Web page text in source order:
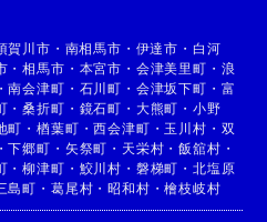
賀川市 ・ 南相馬市 ・ 伊達市 ・ 白河
・相馬市 ・ 本宮市 ・ 会津美里町 ・ 浪
・南会津町 ・ 石川町 ・ 会津坂下町 ・ 富
・桑折町 ・ 鏡石町 ・ 大熊町 ・ 小野
町 ・楢葉町 ・西会津町 ・ 玉川村 ・ 双
・下郷町 ・ 矢祭町 ・ 天栄村 ・飯舘村 ・
・柳津町 ・ 鮫川村 ・ 磐梯町 ・ 北塩原
島町 ・ 葛尾村 ・昭和村 ・檜枝岐村